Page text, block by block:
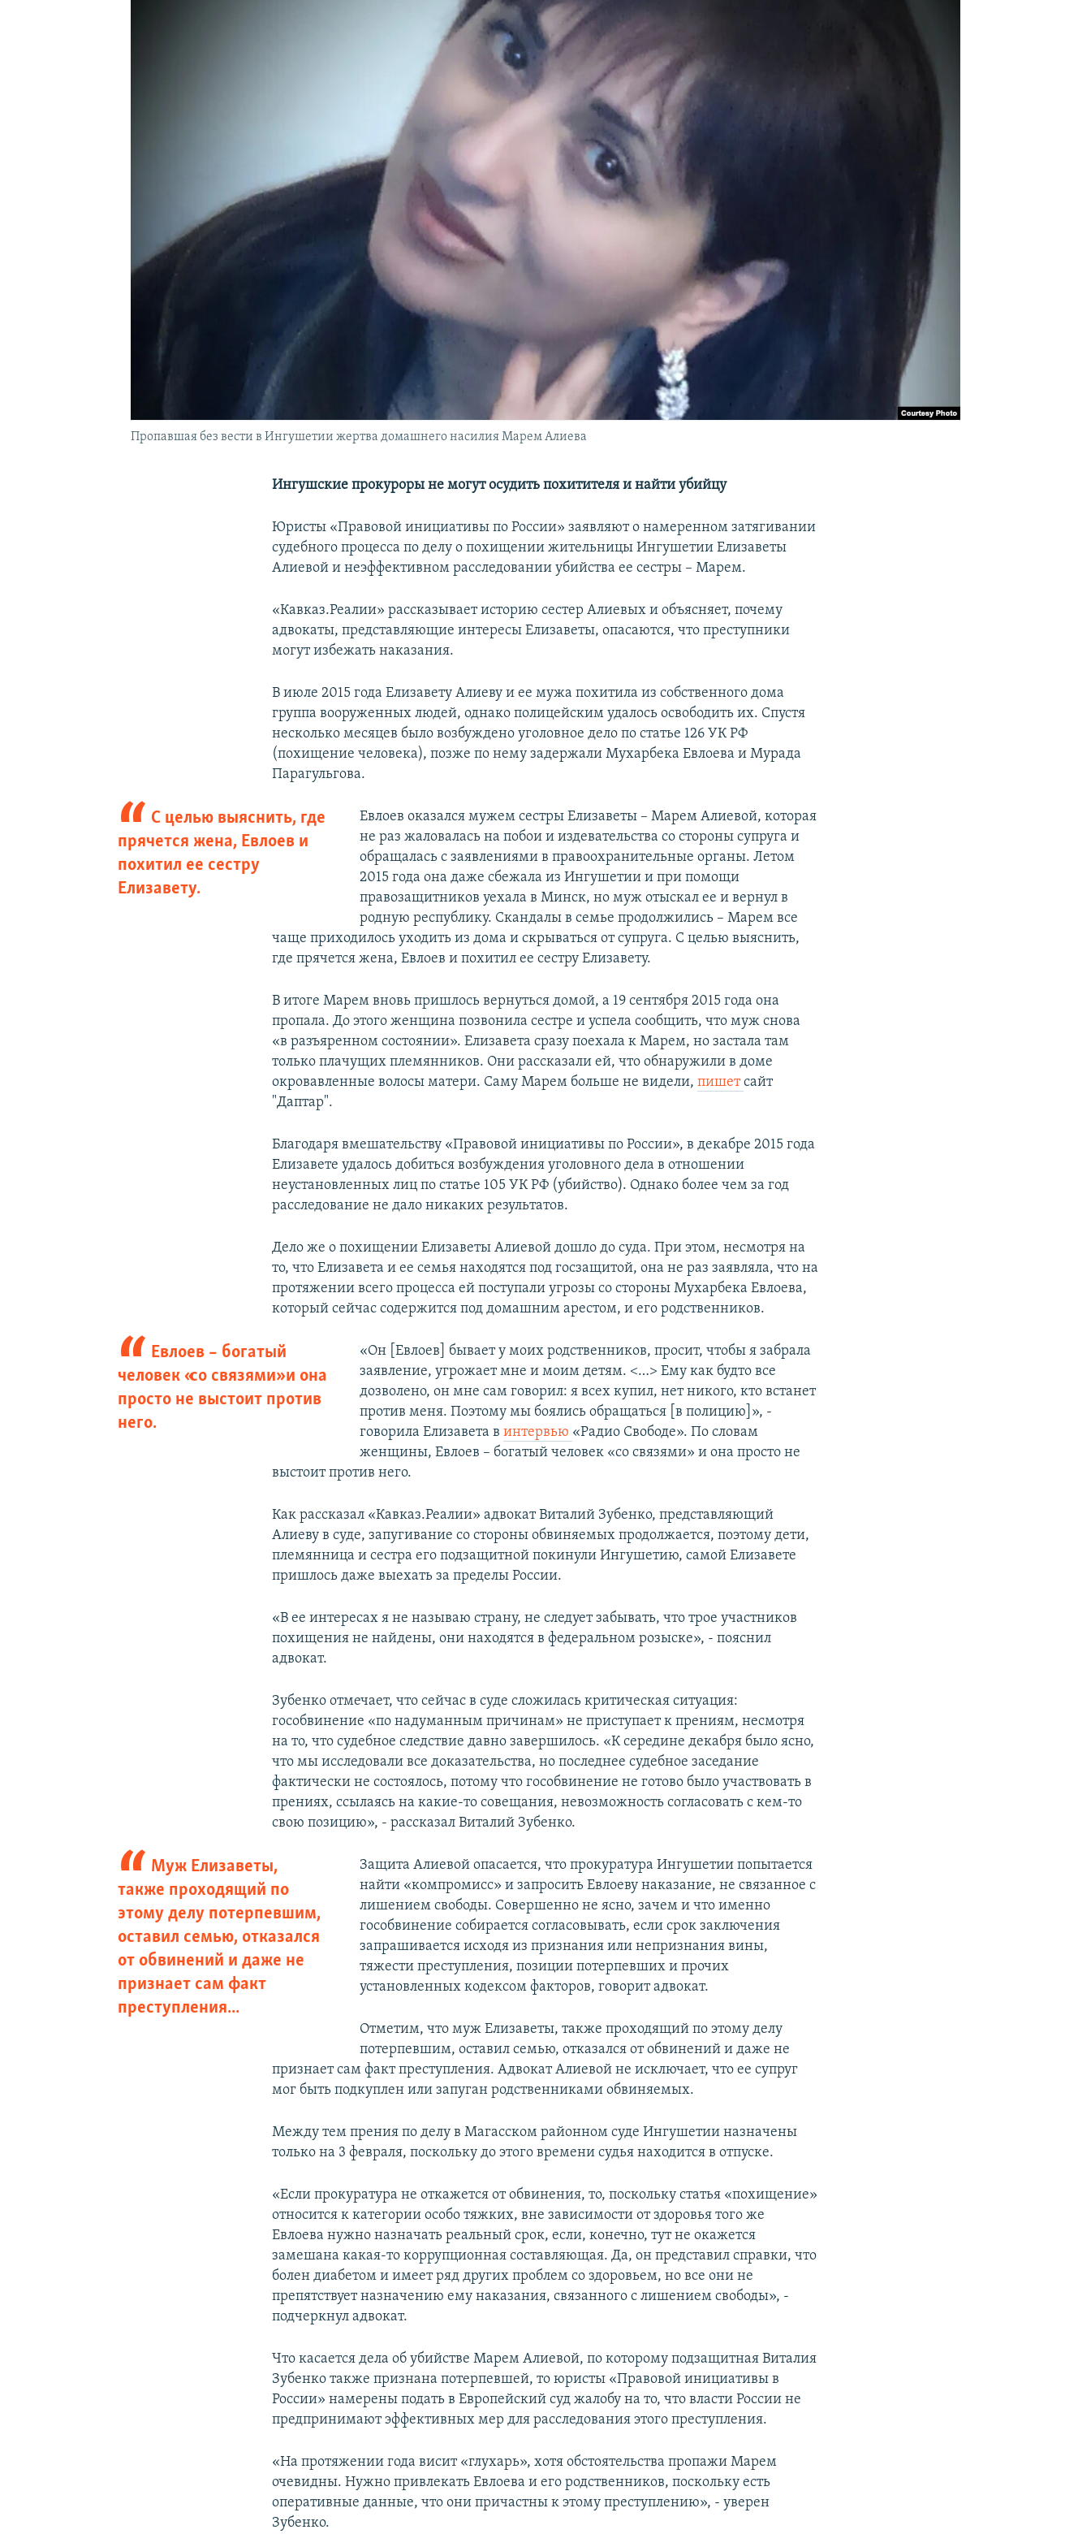
Пропавшая без вести в Ингушетии жертва домашнего насилия Марем Алиева
Ингушские прокуроры не могут осудить похитителя и найти убийцу
Юристы «Правовой инициативы по России» заявляют о намеренном затягивании
судебного процесса по делу о похищении жительницы Ингушетии Елизаветы
Алиевой и неэффективном расследовании убийства ее сестры – Марем.
«Кавказ.Реалии» рассказывает историю сестер Алиевых и объясняет, почему
адвокаты, представляющие интересы Елизаветы, опасаются, что преступники
могут избежать наказания.
В июле 2015 года Елизавету Алиеву и ее мужа похитила из собственного дома
группа вооруженных людей, однако полицейским удалось освободить их. Спустя
несколько месяцев было возбуждено уголовное дело по статье 126 УК РФ
(похищение человека), позже по нему задержали Мухарбека Евлоева и Мурада
Парагульгова.
С целью выяснить, где
прячется жена, Евлоев и
похитил ее сестру
Елизавету.
Евлоев оказался мужем сестры Елизаветы – Марем Алиевой, которая
не раз жаловалась на побои и издевательства со стороны супруга и
обращалась с заявлениями в правоохранительные органы. Летом
2015 года она даже сбежала из Ингушетии и при помощи
правозащитников уехала в Минск, но муж отыскал ее и вернул в
родную республику. Скандалы в семье продолжились – Марем все
чаще приходилось уходить из дома и скрываться от супруга. С целью выяснить,
где прячется жена, Евлоев и похитил ее сестру Елизавету.
В итоге Марем вновь пришлось вернуться домой, а 19 сентября 2015 года она
пропала. До этого женщина позвонила сестре и успела сообщить, что муж снова
«в разъяренном состоянии». Елизавета сразу поехала к Марем, но застала там
только плачущих племянников. Они рассказали ей, что обнаружили в доме
окровавленные волосы матери. Саму Марем больше не видели,пишетсайт
"Даптар".
Благодаря вмешательству «Правовой инициативы по России», в декабре 2015 года
Елизавете удалось добиться возбуждения уголовного дела в отношении
неустановленных лиц по статье 105 УК РФ (убийство). Однако более чем за год
расследование не дало никаких результатов.
Дело же о похищении Елизаветы Алиевой дошло до суда. При этом, несмотря на
то, что Елизавета и ее семья находятся под госзащитой, она не раз заявляла, что на
протяжении всего процесса ей поступали угрозы со стороны Мухарбека Евлоева,
который сейчас содержится под домашним арестом, и его родственников.
Евлоев – богатый
человек «со связями» и она
просто не выстоит против
него.
«Он [Евлоев] бывает у моих родственников, просит, чтобы я забрала
заявление, угрожает мне и моим детям. <…> Ему как будто все
дозволено, он мне сам говорил: я всех купил, нет никого, кто встанет
против меня. Поэтому мы боялись обращаться [в полицию]», -
говорила Елизавета в интервью «Радио Свободе». По словам
женщины, Евлоев – богатый человек «со связями» и она просто не
выстоит против него.
Как рассказал «Кавказ.Реалии» адвокат Виталий Зубенко, представляющий
Алиеву в суде, запугивание со стороны обвиняемых продолжается, поэтому дети,
племянница и сестра его подзащитной покинули Ингушетию, самой Елизавете
пришлось даже выехать за пределы России.
«В ее интересах я не называю страну, не следует забывать, что трое участников
похищения не найдены, они находятся в федеральном розыске», - пояснил
адвокат.
Зубенко отмечает, что сейчас в суде сложилась критическая ситуация:
гособвинение «по надуманным причинам» не приступает к прениям, несмотря
на то, что судебное следствие давно завершилось. «К середине декабря было ясно,
что мы исследовали все доказательства, но последнее судебное заседание
фактически не состоялось, потому что гособвинение не готово было участвовать в
прениях, ссылаясь на какие-то совещания, невозможность согласовать с кем-то
свою позицию», - рассказал Виталий Зубенко.
Муж Елизаветы,
также проходящий по
этому делу потерпевшим,
оставил семью, отказался
от обвинений и даже не
признает сам факт
преступления...
Защита Алиевой опасается, что прокуратура Ингушетии попытается
найти «компромисс» и запросить Евлоеву наказание, не связанное с
лишением свободы. Совершенно не ясно, зачем и что именно
гособвинение собирается согласовывать, если срок заключения
запрашивается исходя из признания или непризнания вины,
тяжести преступления, позиции потерпевших и прочих
установленных кодексом факторов, говорит адвокат.
Отметим, что муж Елизаветы, также проходящий по этому делу
потерпевшим, оставил семью, отказался от обвинений и даже не
признает сам факт преступления. Адвокат Алиевой не исключает, что ее супруг
мог быть подкуплен или запуган родственниками обвиняемых.
Между тем прения по делу в Магасском районном суде Ингушетии назначены
только на 3 февраля, поскольку до этого времени судья находится в отпуске.
«Если прокуратура не откажется от обвинения, то, поскольку статья «похищение»
относится к категории особо тяжких, вне зависимости от здоровья того же
Евлоева нужно назначать реальный срок, если, конечно, тут не окажется
замешана какая-то коррупционная составляющая. Да, он представил справки, что
болен диабетом и имеет ряд других проблем со здоровьем, но все они не
препятствует назначению ему наказания, связанного с лишением свободы», -
подчеркнул адвокат.
Что касается дела об убийстве Марем Алиевой, по которому подзащитная Виталия
Зубенко также признана потерпевшей, то юристы «Правовой инициативы в
России» намерены подать в Европейский суд жалобу на то, что власти России не
предпринимают эффективных мер для расследования этого преступления.
«На протяжении года висит «глухарь», хотя обстоятельства пропажи Марем
очевидны. Нужно привлекать Евлоева и его родственников, поскольку есть
оперативные данные, что они причастны к этому преступлению», - уверен
Зубенко.